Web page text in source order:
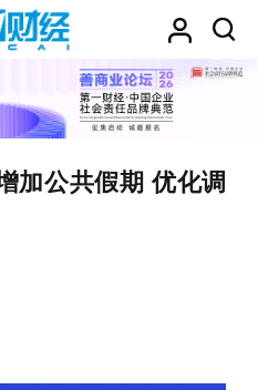
加公共假期 优化调